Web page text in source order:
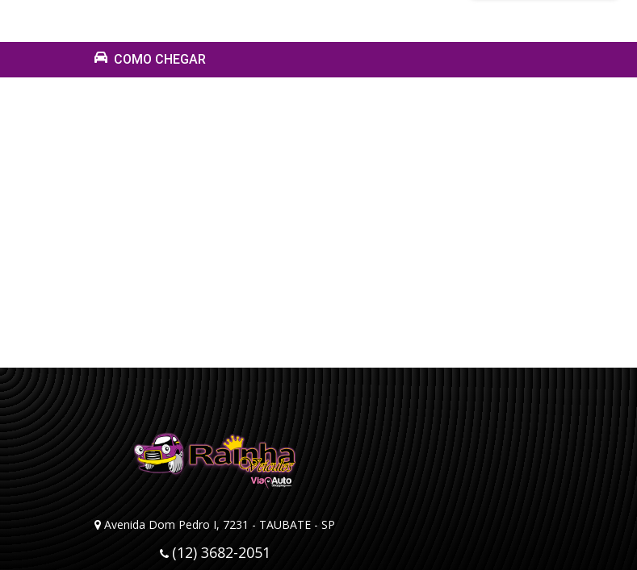
COMO CHEGAR
Avenida Dom Pedro I, 7231 - TAUBATE - SP
(12) 3682-2051